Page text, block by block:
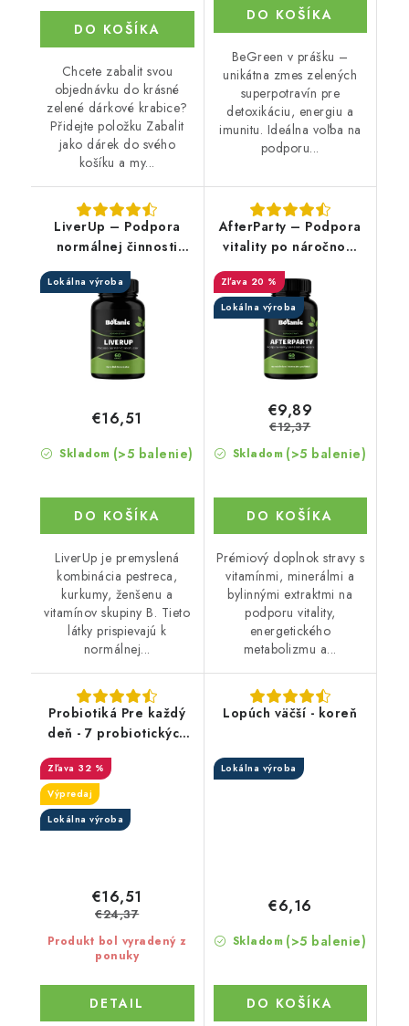
DO KOŠÍKA
Chcete zabalit svou
objednávku do krásné
zelené dárkové krabice?
Přidejte položku Zabalit
jako dárek do svého
košíku a my...
DO KOŠÍKA
BeGreen v prášku –
unikátna zmes zelených
superpotravín pre
detoxikáciu, energiu a
imunitu. Ideálna voľba na
podporu...
LiverUp – Podpora
normálnej činnosti
Lokálna výroba
Skladom (>5 balenie)
€16,51
DO KOŠÍKA
LiverUp je premyslená
kombinácia pestreca,
kurkumy, ženšenu a
vitamínov skupiny B. Tieto
látky prispievajú k
normálnej...
AfterParty – Podpora
vitality po náročnom
20 %
Lokálna výroba
Skladom (>5 balenie)
€9,89
€12,37
DO KOŠÍKA
Prémiový doplnok stravy s
vitamínmi, minerálmi a
bylinnými extraktmi na
podporu vitality,
energetického
metabolizmu a...
Probiotiká Pre každý
deň - 7 probiotických
kultúr, 2 miliardy
živých baktérií
32 %
Výpredaj
Lokálna výroba
Produkt bol vyradený z
ponuky
€16,51
€24,37
DETAIL
Lopúch väčší - koreň
Lokálna výroba
Skladom (>5 balenie)
€6,16
DO KOŠÍKA